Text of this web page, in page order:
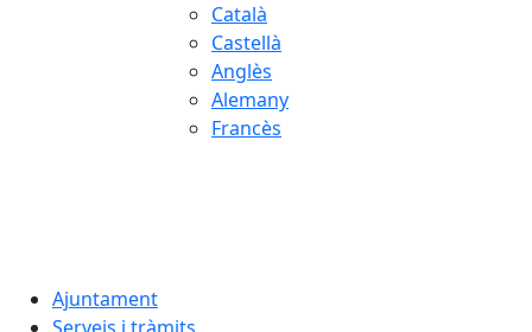
Català
Castellà
Anglès
Alemany
Francès
Ajuntament